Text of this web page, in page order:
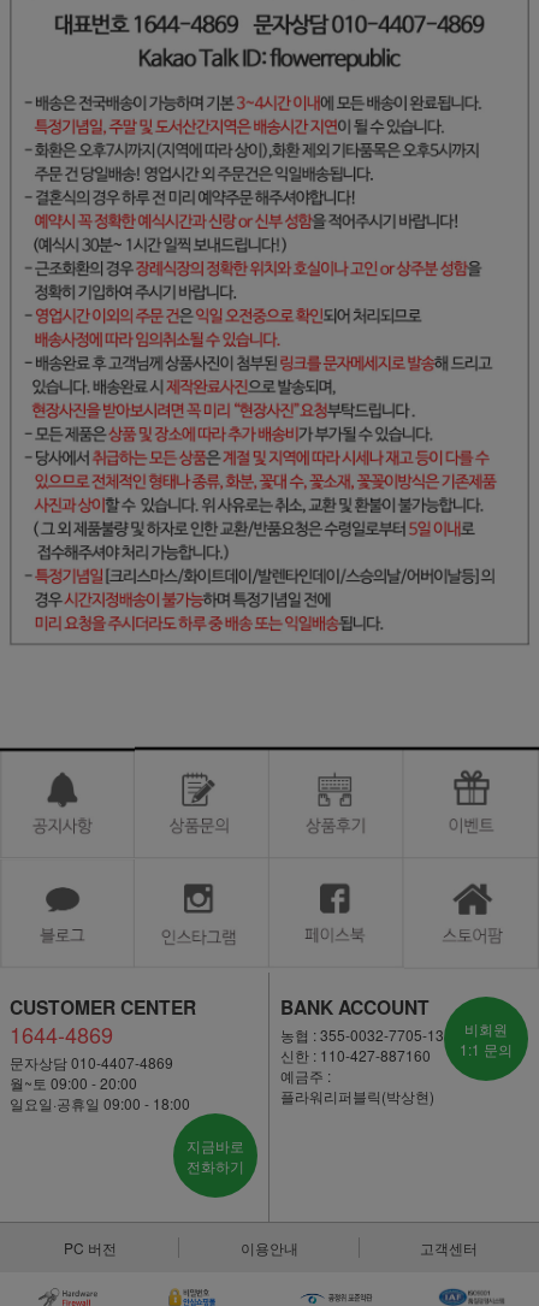
CUSTOMER CENTER
1644-4869
문자상담 010-4407-4869
월~토 09:00 - 20:00
일요일·공휴일 09:00 - 18:00
지금바로
전화하기
BANK ACCOUNT
농협 : 355-0032-7705-13
신한 : 110-427-887160
예금주 :
플라워리퍼블릭(박상현)
비회원
1:1 문의
PC 버전 이용안내 고객센터